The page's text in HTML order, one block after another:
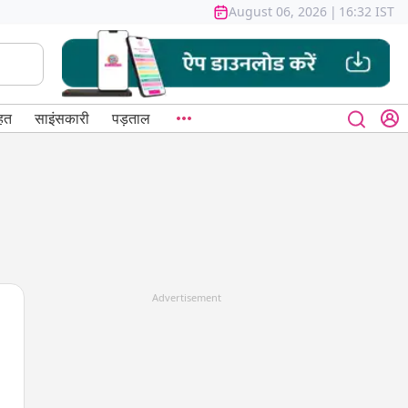
August 06, 2026 | 16:32 IST
साइंसकारी पड़ताल
Advertisement